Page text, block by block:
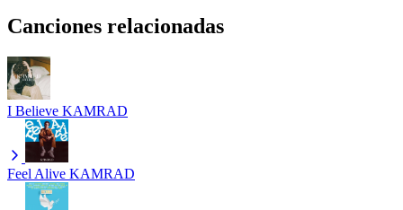
Canciones relacionadas
I Believe KAMRAD
Feel Alive KAMRAD